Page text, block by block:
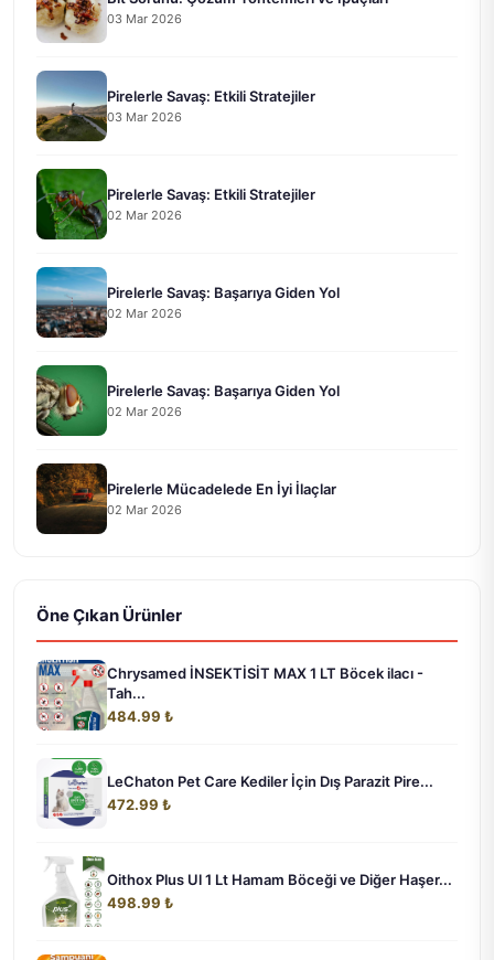
03 Mar 2026
Pirelerle Savaş: Etkili Stratejiler
03 Mar 2026
Pirelerle Savaş: Etkili Stratejiler
02 Mar 2026
Pirelerle Savaş: Başarıya Giden Yol
02 Mar 2026
Pirelerle Savaş: Başarıya Giden Yol
02 Mar 2026
Pirelerle Mücadelede En İyi İlaçlar
02 Mar 2026
Öne Çıkan Ürünler
Chrysamed İNSEKTİSİT MAX 1 LT Böcek ilacı -
Tah...
484.99 ₺
LeChaton Pet Care Kediler İçin Dış Parazit Pire...
472.99 ₺
Oithox Plus Ul 1 Lt Hamam Böceği ve Diğer Haşer...
498.99 ₺